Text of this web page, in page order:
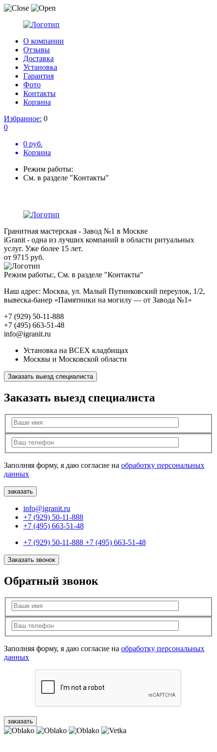
О компании
Отзывы
Доставка
Установка
Гарантия
Фото
Контакты
Корзина
Избранное: 0
0
0 руб.
Корзина
Режим работы:
См. в разделе "Контакты"
Гранитная мастерская - Завод №1 в Москве
iGranit - одна из лучших компаний в области ритуальных
услуг. Уже более 15 лет.
от 9715 руб.
Режим работы:, См. в разделе "Контакты"
Наш адрес: Москва, ул. Малый Путинковский переулок, 1/2,
вывеска-банер «Памятники на могилу — от Завода №1»
+7 (929) 50-11-888
+7 (495) 663-51-48
info@igranit.ru
Установка на ВСЕХ кладбищах
Москвы и Московской области
Заказать выезд специалиста
Заказать выезд специалиста
Заполняя форму, я даю согласие на обработку персональных
данных
info@igranit.ru
+7 (929) 50-11-888
+7 (495) 663-51-48
+7 (929) 50-11-888 +7 (495) 663-51-48
Заказать звонок
Обратный звонок
Заполняя форму, я даю согласие на обработку персональных
данных